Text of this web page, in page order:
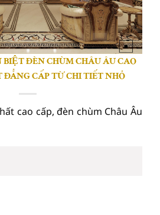
ĐÈN CHÙM CHÂU ÂU CAO
ĐẲNG CẤP TỪ CHI TIẾT NHỎ
cao cấp, đèn chùm Châu Âu